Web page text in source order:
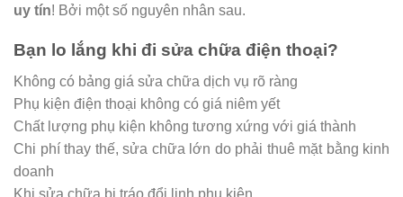
uy tín! Bởi một số nguyên nhân sau.
Bạn lo lắng khi đi sửa chữa điện thoại?
Không có bảng giá sửa chữa dịch vụ rõ ràng
Phụ kiện điện thoại không có giá niêm yết
Chất lượng phụ kiện không tương xứng với giá thành
Chi phí thay thế, sửa chữa lớn do phải thuê mặt bằng kinh
doanh
Khi sửa chữa bị tráo đổi linh phụ kiện